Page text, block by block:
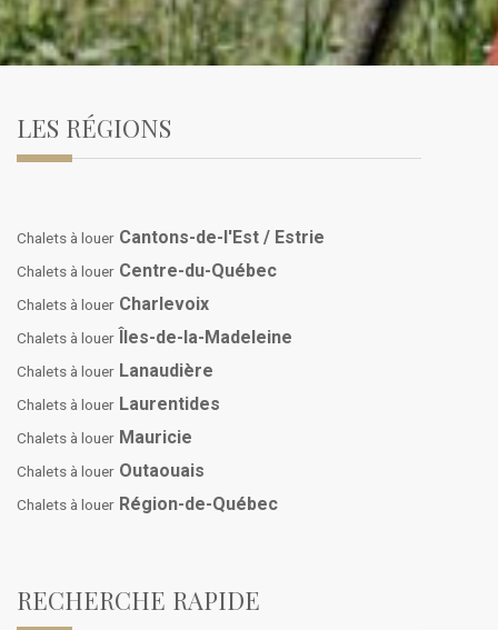
LES RÉGIONS
Chalets à louer Cantons-de-l'Est / Estrie
Chalets à louer Centre-du-Québec
Chalets à louer Charlevoix
Chalets à louer Îles-de-la-Madeleine
Chalets à louer Lanaudière
Chalets à louer Laurentides
Chalets à louer Mauricie
Chalets à louer Outaouais
Chalets à louer Région-de-Québec
RECHERCHE RAPIDE